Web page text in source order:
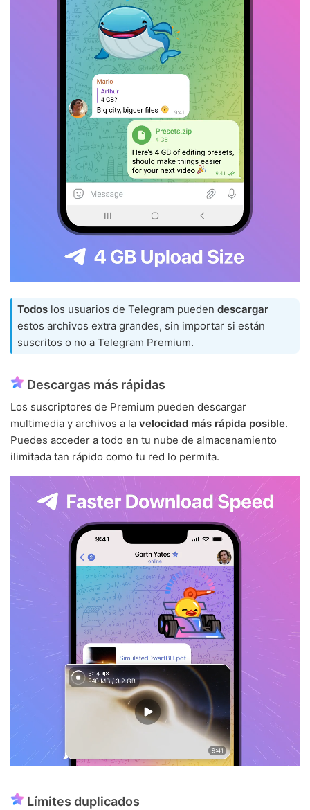
Todos los usuarios de Telegram pueden descargar
estos archivos extra grandes, sin importar si están
suscritos o no a Telegram Premium.
Descargas más rápidas
Los suscriptores de Premium pueden descargar
multimedia y archivos a la velocidad más rápida posible.
Puedes acceder a todo en tu nube de almacenamiento
ilimitada tan rápido como tu red lo permita.
Límites duplicados